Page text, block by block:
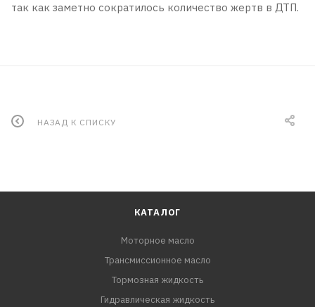
так как заметно сократилось количество жертв в ДТП.
НАЗАД К СПИСКУ
КАТАЛОГ
Моторное масло
Трансмиссионное масло
Тормозная жидкость
Гидравлическая жидкость